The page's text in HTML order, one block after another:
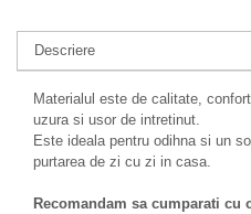
Descriere
Materialul este de calitate,
uzura si usor de intretinut.
Este ideala pentru odihna si un
purtarea de zi cu zi in casa.
Recomandam sa cumparati cu